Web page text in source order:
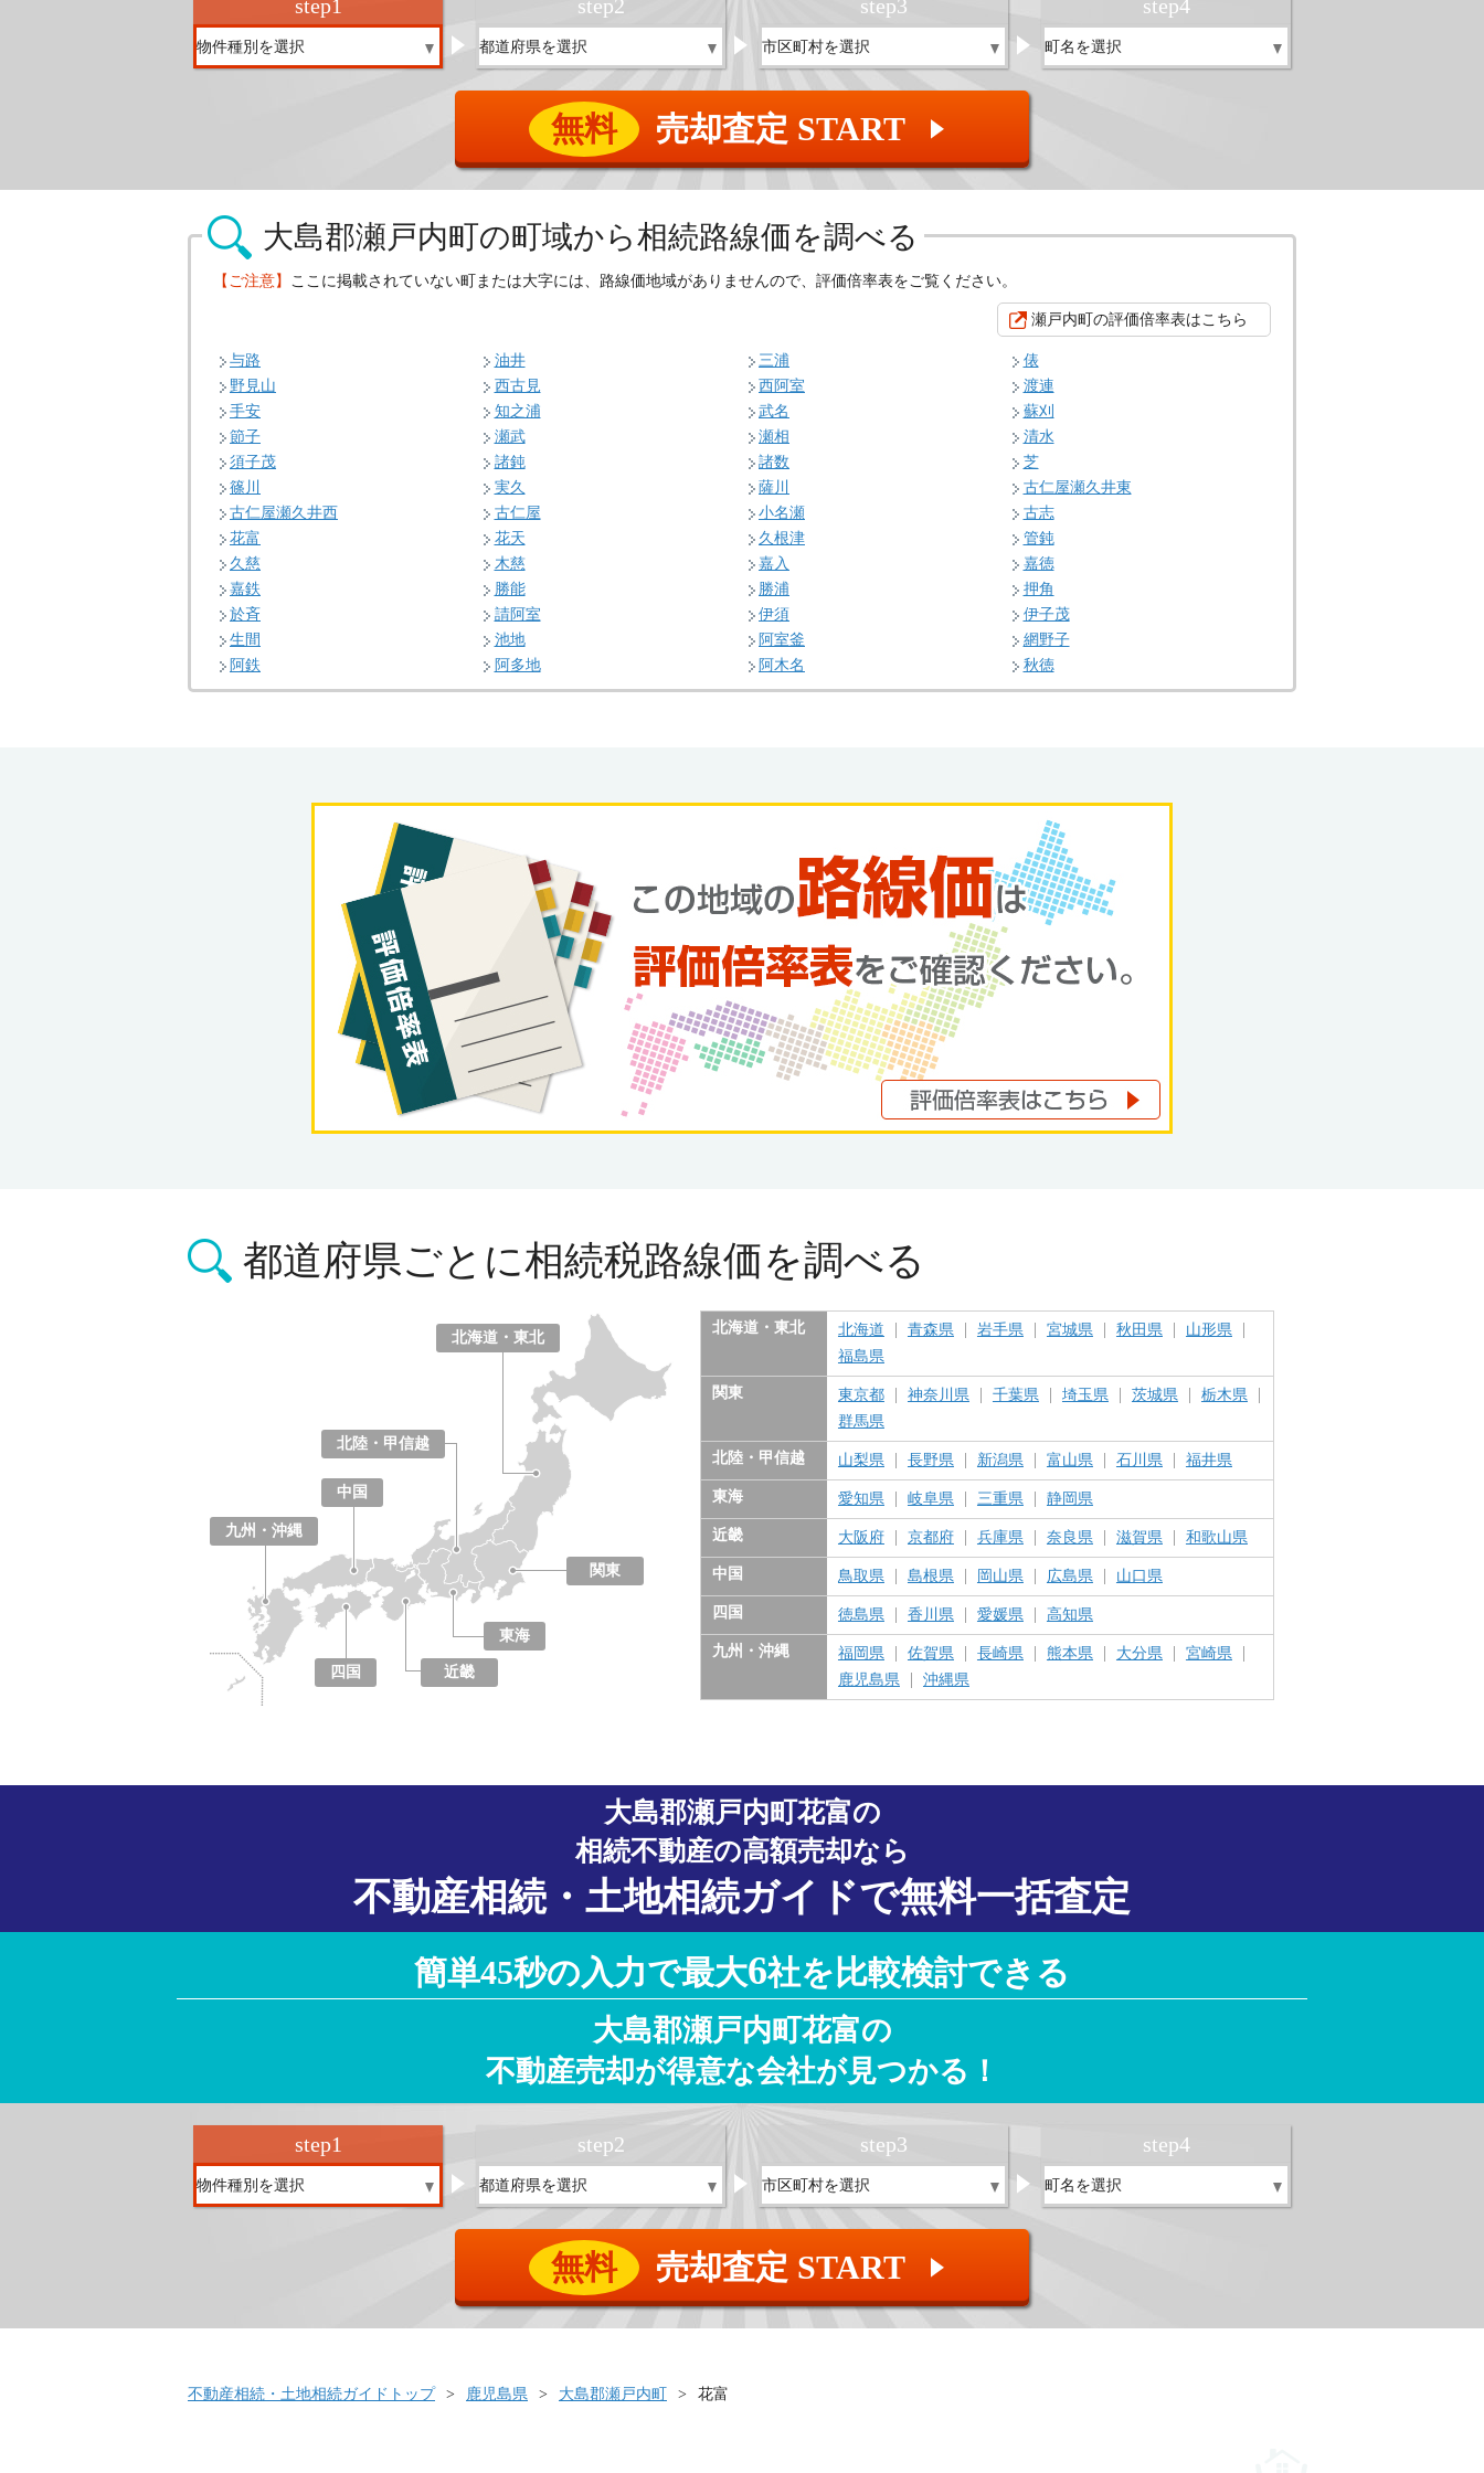
step1 step2 step3 step4
無料 売却査定 START ▲
大島郡瀬戸内町の町域から相続路線価を調べる
【ご注意】 ここに掲載されていない町または大字には、路線価地域がありませんので、評価倍率表をご覧ください。
瀬戸内町の評価倍率表はこちら
与路 油井 三浦
俵
野見山
西古見 西阿室
渡連
手安
知之浦 武名
蘇刈
節子
瀬武 瀬相
清水
須子茂
諸鈍 諸数
芝
篠川
実久 薩川
古仁屋瀬久井東
古仁屋瀬久井西
古仁屋 小名瀬
古志
花富
花天 久根津
管鈍
久慈
木慈 嘉入
嘉徳
嘉鉄
勝能 勝浦
押角
於斉
請阿室 伊須
伊子茂
生間
池地 阿室釜
網野子
阿鉄
阿多地 阿木名 秋徳
都道府県ごとに相続税路線価を調べる
北海道・東北
関東
北陸・甲信越
東海
愛知県
岐阜県
三重県
静岡県
近畿
中国
四国
九州・沖縄
北海道・東北 北海道 青森県 岩手県 宮城県 秋田県
山形県
福島県
関東 東京都 神奈川県 千葉県 埼玉県 茨城県
栃木県
群馬県
北陸・甲信越 山梨県 長野県 新潟県 富山県 石川県 福井県
東海 愛知県 岐阜県 三重県 静岡県
近畿 大阪府 京都府 兵庫県 奈良県 滋賀県 和歌山県
中国 鳥取県 島根県 岡山県 広島県 山口県
四国 徳島県 香川県 愛媛県 高知県
九州・沖縄 福岡県 佐賀県 長崎県 熊本県 大分県
宮崎県
鹿児島県
沖縄県
大島郡瀬戸内町花富の
相続不動産の高額売却なら
不動産相続・土地相続ガイドで無料一括査定
簡単45秒の入力で最大6社を比較検討できる
大島郡瀬戸内町花富の
不動産売却が得意な会社が見つかる！
step1 step2 step3 step4
無料 売却査定 START ▲
不動産相続・土地相続ガイドトップ 鹿児島県 大島郡瀬戸内町 花富